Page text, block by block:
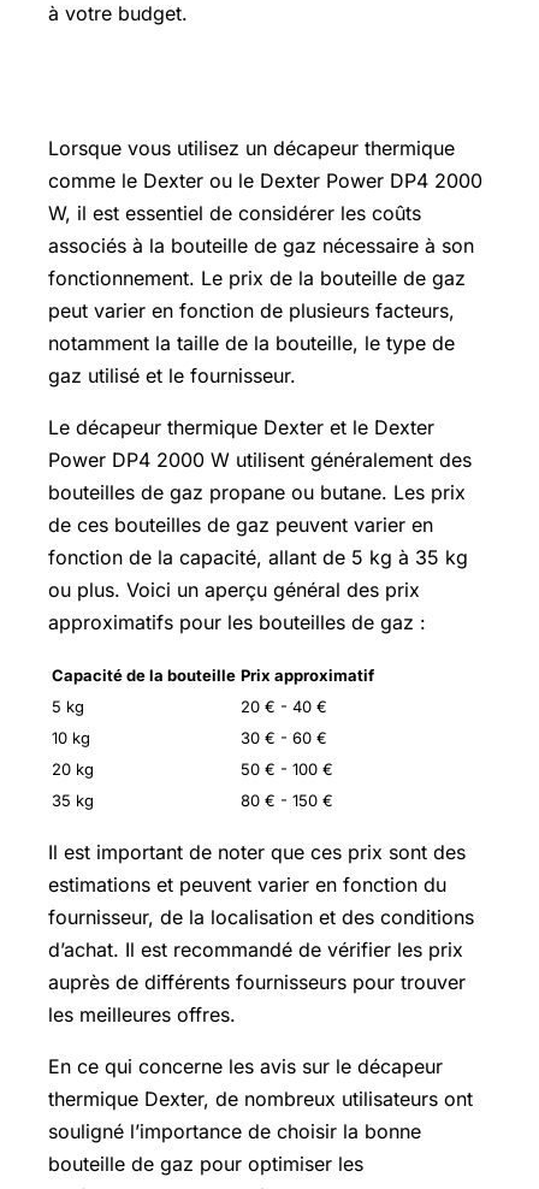
à votre budget.
Lorsque vous utilisez un décapeur thermique
comme le Dexter ou le Dexter Power DP4 2000
W, il est essentiel de considérer les coûts
associés à la bouteille de gaz nécessaire à son
fonctionnement. Le prix de la bouteille de gaz
peut varier en fonction de plusieurs facteurs,
notamment la taille de la bouteille, le type de
gaz utilisé et le fournisseur.
Le décapeur thermique Dexter et le Dexter
Power DP4 2000 W utilisent généralement des
bouteilles de gaz propane ou butane. Les prix
de ces bouteilles de gaz peuvent varier en
fonction de la capacité, allant de 5 kg à 35 kg
ou plus. Voici un aperçu général des prix
approximatifs pour les bouteilles de gaz :
Capacité de la bouteille Prix approximatif
5 kg
20 € - 40 €
10 kg
30 € - 60 €
20 kg
50 € - 100 €
35 kg
80 € - 150 €
Il est important de noter que ces prix sont des
estimations et peuvent varier en fonction du
fournisseur, de la localisation et des conditions
d’achat. Il est recommandé de vérifier les prix
auprès de différents fournisseurs pour trouver
les meilleures offres.
En ce qui concerne les avis sur le décapeur
thermique Dexter, de nombreux utilisateurs ont
souligné l’importance de choisir la bonne
bouteille de gaz pour optimiser les